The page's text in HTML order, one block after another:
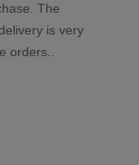
The
is very
orders..